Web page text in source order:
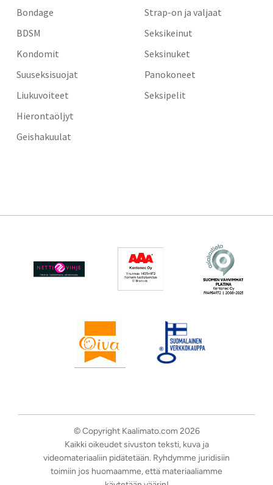
Bondage
BDSM
Kondomit
Suuseksisuojat
Liukuvoiteet
Hierontaöljyt
Geishakuulat
Strap-on ja valjaat
Seksikeinut
Seksinuket
Panokoneet
Seksipelit
© Copyright Kaalimato.com 2026
Kaikki oikeudet sivuston teksti, kuva ja
videomateriaaliin pidätetään. Ryhdymme juridisiin
toimiin jos huomaamme, että materiaaliamme